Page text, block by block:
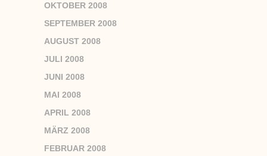
OKTOBER 2008
SEPTEMBER 2008
AUGUST 2008
JULI 2008
JUNI 2008
MAI 2008
APRIL 2008
MÄRZ 2008
FEBRUAR 2008